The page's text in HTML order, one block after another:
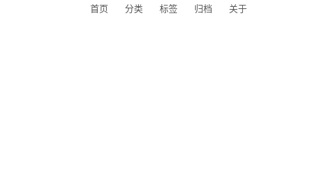
首页 分类 标签 归档 关于